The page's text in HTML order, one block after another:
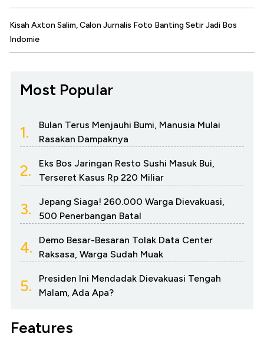
Kisah Axton Salim, Calon Jurnalis Foto Banting Setir Jadi Bos
Indomie
Most Popular
1.
Bulan Terus Menjauhi Bumi, Manusia Mulai
Rasakan Dampaknya
2.
Eks Bos Jaringan Resto Sushi Masuk Bui,
Terseret Kasus Rp 220 Miliar
3.
Jepang Siaga! 260.000 Warga Dievakuasi,
500 Penerbangan Batal
4.
Demo Besar-Besaran Tolak Data Center
Raksasa, Warga Sudah Muak
5.
Presiden Ini Mendadak Dievakuasi Tengah
Malam, Ada Apa?
Features